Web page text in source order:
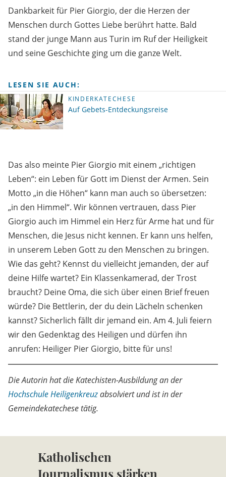
Dankbarkeit für Pier Giorgio, der die Herzen der
Menschen durch Gottes Liebe berührt hatte. Bald
stand der junge Mann aus Turin im Ruf der Heiligkeit
und seine Geschichte ging um die ganze Welt.
LESEN SIE AUCH:
KINDERKATECHESE
Auf Gebets-Entdeckungsreise
Das also meinte Pier Giorgio mit einem „richtigen
Leben“: ein Leben für Gott im Dienst der Armen. Sein
Motto „in die Höhen“ kann man auch so übersetzen:
„in den Himmel“. Wir können vertrauen, dass Pier
Giorgio auch im Himmel ein Herz für Arme hat und für
Menschen, die Jesus nicht kennen. Er kann uns helfen,
in unserem Leben Gott zu den Menschen zu bringen.
Wie das geht? Kennst du vielleicht jemanden, der auf
deine Hilfe wartet? Ein Klassenkamerad, der Trost
braucht? Deine Oma, die sich über einen Brief freuen
würde? Die Bettlerin, der du dein Lächeln schenken
kannst? Sicherlich fällt dir jemand ein. Am 4. Juli feiern
wir den Gedenktag des Heiligen und dürfen ihn
anrufen: Heiliger Pier Giorgio, bitte für uns!
Die Autorin hat die Katechisten-Ausbildung an der
Hochschule Heiligenkreuzabsolviert und ist in der
Gemeindekatechese tätig.
Katholischen
Journalismus stärken